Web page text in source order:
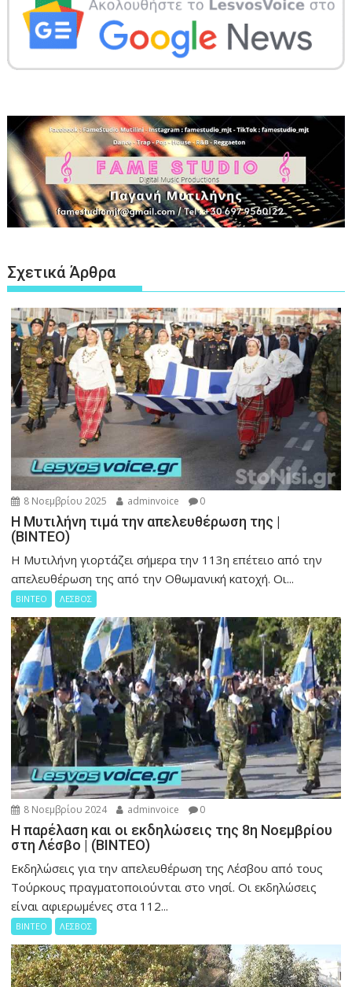
Σχετικά Άρθρα
8 Νοεμβρίου 2025 adminvoice 0
Η Μυτιλήνη τιμά την απελευθέρωση της |
(ΒΙΝΤΕΟ)
Η Μυτιλήνη γιορτάζει σήμερα την 113η επέτειο από την
απελευθέρωση της από την Οθωμανική κατοχή. Οι...
ΒΙΝΤΕΟ ΛΕΣΒΟΣ
8 Νοεμβρίου 2024 adminvoice 0
Η παρέλαση και οι εκδηλώσεις της 8η Νοεμβρίου
στη Λέσβο | (ΒΙΝΤΕΟ)
Εκδηλώσεις για την απελευθέρωση της Λέσβου από τους
Τούρκους πραγματοποιούνται στο νησί. Οι εκδηλώσεις
είναι αφιερωμένες στα 112...
ΒΙΝΤΕΟ ΛΕΣΒΟΣ